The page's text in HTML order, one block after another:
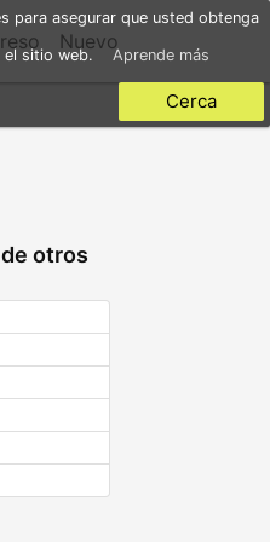
Nuevo
otros
para asegurar que usted obtenga
el sitio web. Aprende más
Cerca